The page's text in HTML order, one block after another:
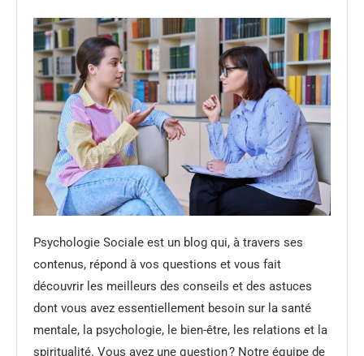
Psychologie Sociale est un blog qui, à travers ses
contenus, répond à vos questions et vous fait
découvrir les meilleurs des conseils et des astuces
dont vous avez essentiellement besoin sur la santé
mentale, la psychologie, le bien-être, les relations et la
spiritualité. Vous avez une question ? Notre équipe de